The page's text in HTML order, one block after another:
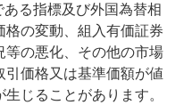
ある指標及び外国為替相
の変動、組入有価証券
等の悪化、その他の市場
価格又は基準価額が値
じることがあります。